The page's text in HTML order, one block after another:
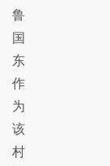
鲁
国
东
作
为
该
村